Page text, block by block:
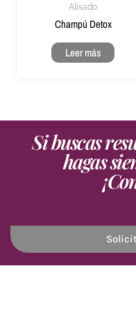
Alisado
Champú Detox
Leer más
Si buscas
hagas